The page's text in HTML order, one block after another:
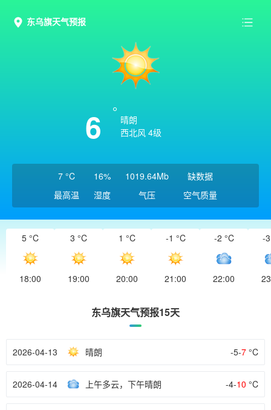
东乌旗天气预报
6
晴朗
西北风 4级
7 °C
最高温
16%
湿度
1019.64Mb
气压
缺数据
空气质量
5 °C
18:00
3 °C
19:00
1 °C
20:00
-1 °C
21:00
-2 °C
22:00
-
东乌旗天气预报15天
2026-04-13 晴朗 -5-7 °C
2026-04-14 上午多云，下午晴朗 -4-10 °C